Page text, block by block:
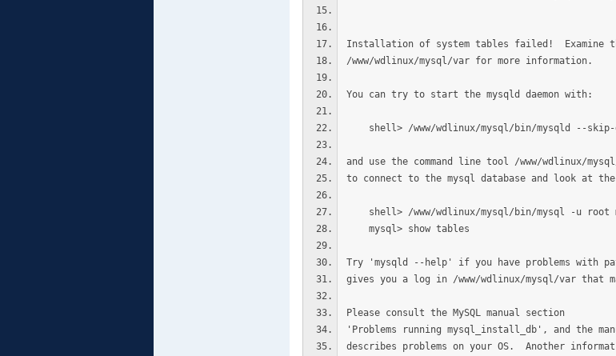
Installation of system tables failed! Examine
/www/wdlinux/mysql/var for more information.
You can try to start the mysqld daemon with:
shell> /www/wdlinux/mysql/bin/mysqld --skip-
and use the command line tool /www/wdlinux/
to connect to the mysql database and look at
shell> /www/wdlinux/mysql/bin/mysql -u root
mysql> show tables
Try 'mysqld --help' if you have problems with
gives you a log in /www/wdlinux/mysql/var that
Please consult the MySQL manual section
'Problems running mysql_install_db', and the
describes problems on your OS. Another